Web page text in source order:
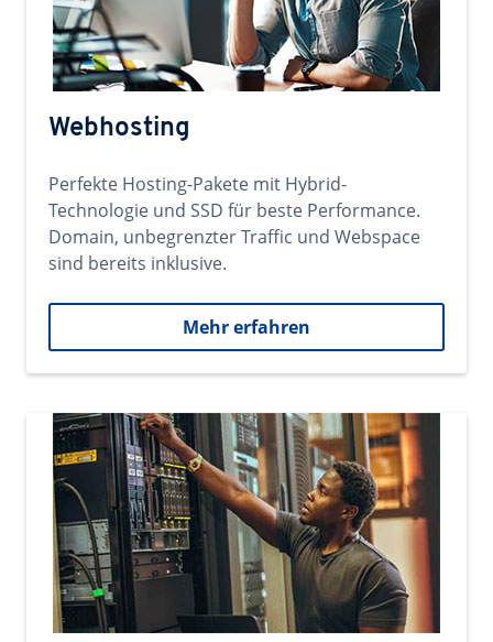
Webhosting
Perfekte Hosting-Pakete mit Hybrid-
Technologie und SSD für beste Performance.
Domain, unbegrenzter Traffic und Webspace
sind bereits inklusive.
Mehr erfahren